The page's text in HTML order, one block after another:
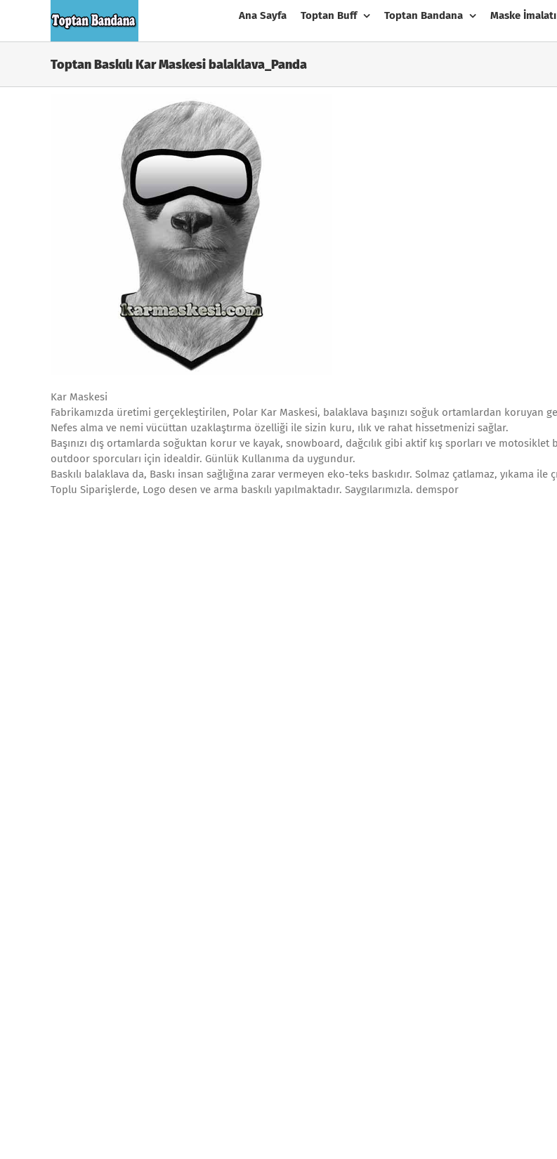
Ana Sayfa Toptan Buff Toptan Bandana Maske İmalatı
Toptan Baskılı Kar Maskesi balaklava_Panda
Kar Maskesi
Fabrikamızda üretimi gerçekleştirilen, Polar Kar Maskesi, balaklava başınızı soğuk ortamlardan koruyan
Nefes alma ve nemi vücüttan uzaklaştırma özelliği ile sizin kuru, ılık ve rahat hissetmenizi sağlar.
Başınızı dış ortamlarda soğuktan korur ve kayak, snowboard, dağcılık gibi aktif kış sporları ve motosiklet
outdoor sporcuları için idealdir. Günlük Kullanıma da uygundur.
Baskılı balaklava da, Baskı insan sağlığına zarar vermeyen eko-teks baskıdır. Solmaz çatlamaz, yıkama ile
Toplu Siparişlerde, Logo desen ve arma baskılı yapılmaktadır. Saygılarımızla. demspor